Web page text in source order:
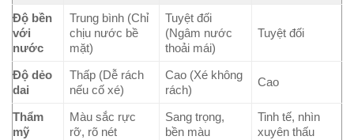
Độ bền
với
nước
Trung bình (Chỉ
chịu nước bề
mặt)
Tuyệt đối
(Ngâm nước
thoải mái)
Tuyệt đối
Độ dẻo
dai
Thấp (Dễ rách
nếu cố xé)
Cao (Xé không
rách)
Cao
Thẩm
mỹ
Màu sắc rực
rỡ, rõ nét
Sang trọng,
bền màu
Tinh tế, nhìn
xuyên thấu